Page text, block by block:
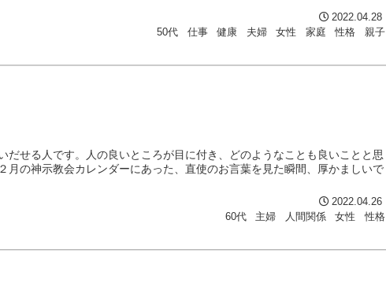
2022.04.28
50代
仕事 健康 夫婦 女性 家庭 性格 親子
だせる人です。人の良いところが目に付き、どのようなことも良いことと思
月の神示教会カレンダーにあった、直使のお言葉を見た瞬間、厚かましいで
2022.04.26
60代
主婦 人間関係 女性 性格